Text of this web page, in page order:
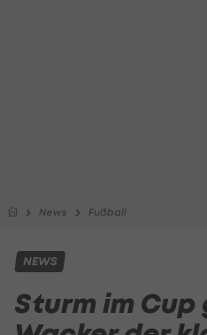
News Fußball
NEWS
Sturm im Cup